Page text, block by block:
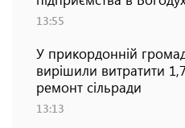
13:55
У прикордонній
вирішили витратити
ремонт сільради
13:13